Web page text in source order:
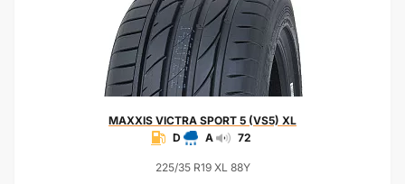
MAXXIS VICTRA SPORT 5 (VS5) XL
D
A 72
225/35 R19 XL 88Y